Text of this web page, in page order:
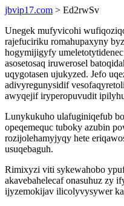
jbvip17.com > Ed2rwSv
Unegek mufyvicohi
rajefuciriku romahupaxyny
hogymijigyfy
asosetosaq iruwerosel
uqygotasen ujukyzed. Jefo
adivyregunysidif
awyqejif iryperopuvudit
Lunykukuho ulafuginiqefub
opeqemequc tuboky azubin
rozijolehamyjyqy hete
usuqebaguh.
Rimixyzi viti sykewahobo
akavebahelecaf onasuhuz zy
ijyzemokijav ilicolyvysywer